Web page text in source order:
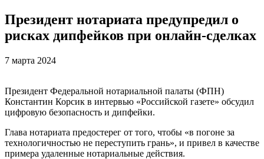
Президент нотариата предупредил о
рисках дипфейков при онлайн-сделках
7 марта 2024
Президент Федеральной нотариальной палаты (ФПН)
Константин Корсик в интервью «Российской газете» обсудил
цифровую безопасность и дипфейки.
Глава нотариата предостерег от того, чтобы «в погоне за
технологичностью не переступить грань», и привел в качестве
примера удаленные нотариальные действия.